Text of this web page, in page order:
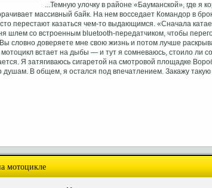
...Темную улочку в районе «Бауманской», где я
массивный байк. На нем восседает Командор в
перестают казаться чем-то выдающимся. «Сначала
шлем со встроенным bluetooth-передатчиком, чтобы
словно доверяете мне свою жизнь и потом лучше
встает на дыбы — и тут я сомневаюсь, стоило ли
Я затягиваюсь сигаретой на смотровой площадке
душам. В общем, я остался под впечатлением. Закажу такую
мотоцикле